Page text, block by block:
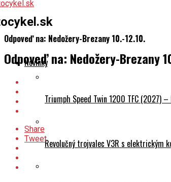
Odpoveď na: Nedožery-Brezany 10.-12.10.
Novinky
Triumph Speed Twin 1200 TFC (2027)
Revolučný trojvalec V3R s elektrickým
Odpoveď na: Nedožery-Brezany
Share
Tweet